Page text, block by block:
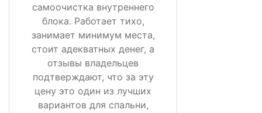
самоочистка внутреннего
блока. Работает тихо,
занимает минимум места,
стоит адекватных денег, а
отзывы владельцев
подтверждают, что за эту
цену это один из лучших
вариантов для спальни,